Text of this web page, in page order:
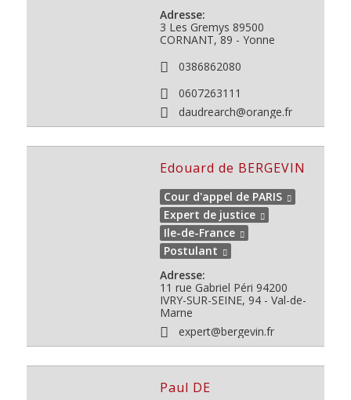
Adresse:
3 Les Gremys 89500
CORNANT, 89 - Yonne
0386862080
0607263111
daudrearch@orange.fr
Edouard de BERGEVIN
Cour d'appel de PARIS
Expert de justice
Ile-de-France
Postulant
Adresse:
11 rue Gabriel Péri 94200
IVRY-SUR-SEINE, 94 - Val-de-
Marne
expert@bergevin.fr
Paul DE